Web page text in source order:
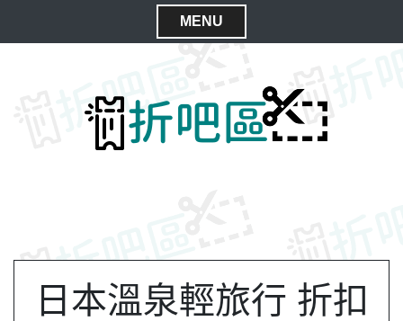
MENU
C
日本溫泉輕旅行 折扣